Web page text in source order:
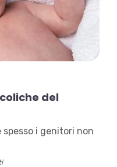
del
i genitori non